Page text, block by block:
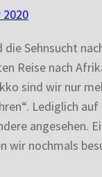
die Sehnsucht
Reise nach
sind wir nur
Lediglich
angesehen.
wir nochmals